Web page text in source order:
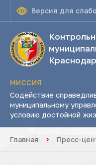
Версия для
Краснодар
МИССИЯ
Содействие
муниципальному
условию достойной
Главная Пресс-